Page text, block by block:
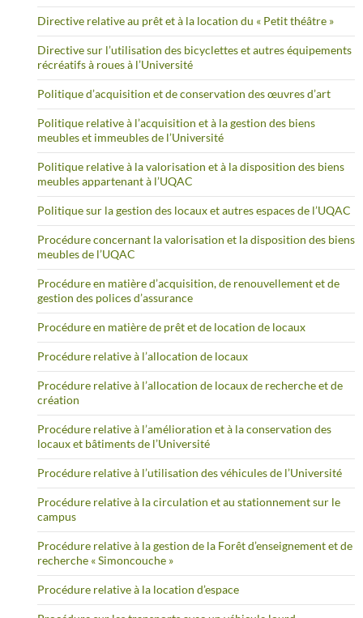
Directive relative au prêt et à la location du « Petit théâtre »
Directive sur l’utilisation des bicyclettes et autres équipements
récréatifs à roues à l’Université
Politique d’acquisition et de conservation des œuvres d’art
Politique relative à l’acquisition et à la gestion des biens
meubles et immeubles de l’Université
Politique relative à la valorisation et à la disposition des biens
meubles appartenant à l’UQAC
Politique sur la gestion des locaux et autres espaces de l’UQAC
Procédure concernant la valorisation et la disposition des biens
meubles de l’UQAC
Procédure en matière d’acquisition, de renouvellement et de
gestion des polices d’assurance
Procédure en matière de prêt et de location de locaux
Procédure relative à l’allocation de locaux
Procédure relative à l’allocation de locaux de recherche et de
création
Procédure relative à l’amélioration et à la conservation des
locaux et bâtiments de l’Université
Procédure relative à l’utilisation des véhicules de l’Université
Procédure relative à la circulation et au stationnement sur le
campus
Procédure relative à la gestion de la Forêt d’enseignement et de
recherche « Simoncouche »
Procédure relative à la location d’espace